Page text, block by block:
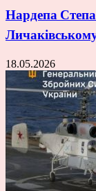
Нардепа
18.05.2026